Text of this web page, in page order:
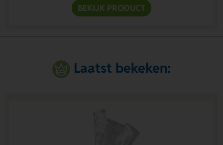
BEKIJK PRODUCT
Laatst bekeken: